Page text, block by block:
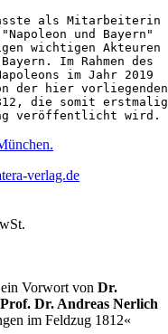
als Mitarbeiterin
und Bayern"
wichtigen Akteuren
Im Rahmen des
im Jahr 2019
der hier
die somit
veröffentlicht wird.
verlag.de
Vorwort von Dr.
Prof. Dr. Andreas Nerlich
im Feldzug 1812«